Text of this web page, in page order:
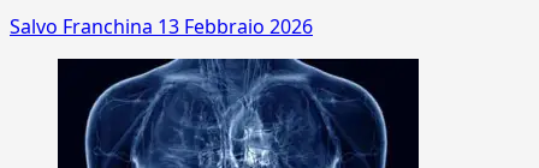
Salvo Franchina 13 Febbraio 2026